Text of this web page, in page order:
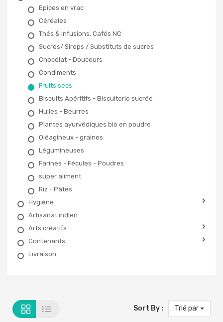
Epices en vrac
Céréales
Thés & Infusions, Cafés NC
Sucres/ Sirops / Substituts de sucres
Chocolat - Douceurs
Condiments
Fruits secs
Biscuits Apéritifs - Biscuiterie sucrée
Huiles - Beurres
Plantes ayurvédiques bio en poudre
Oléagineux - graines
Légumineuses
Farines - Fécules - Poudres
super aliment
Riz - Pâtes
Hygiène
Artisanat indien
Arts créatifs
Contenants
Livraison
Sort By : Trié par